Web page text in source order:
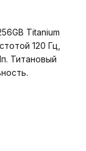
Titanium
120 Гц,
Титановый